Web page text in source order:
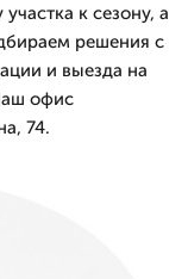
к сезону, а
решения с
и выезда на
офис
74.